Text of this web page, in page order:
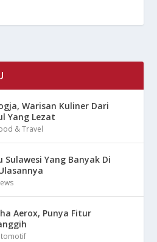
Warisan Kuliner Dari
Yang Lezat
& Travel
Sulawesi Yang Banyak Di
Aerox, Punya Fitur